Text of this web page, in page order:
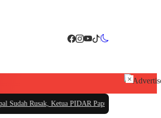
Rusak, Ketua PIDAR Papua Barat Minta Kajati
×